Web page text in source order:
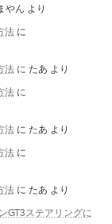
やん より
法に
法に たあ より
法に
法に たあ より
法に
法に たあ より
GT3ステアリングに